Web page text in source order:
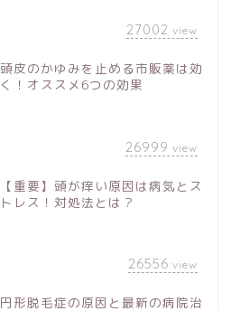
27002 view
頭皮のかゆみを止める市販薬は効
く！オススメ6つの効果
26999 view
【重要】頭が痒い原因は病気とス
トレス！対処法とは？
26556 view
円形脱毛症の原因と最新の病院治